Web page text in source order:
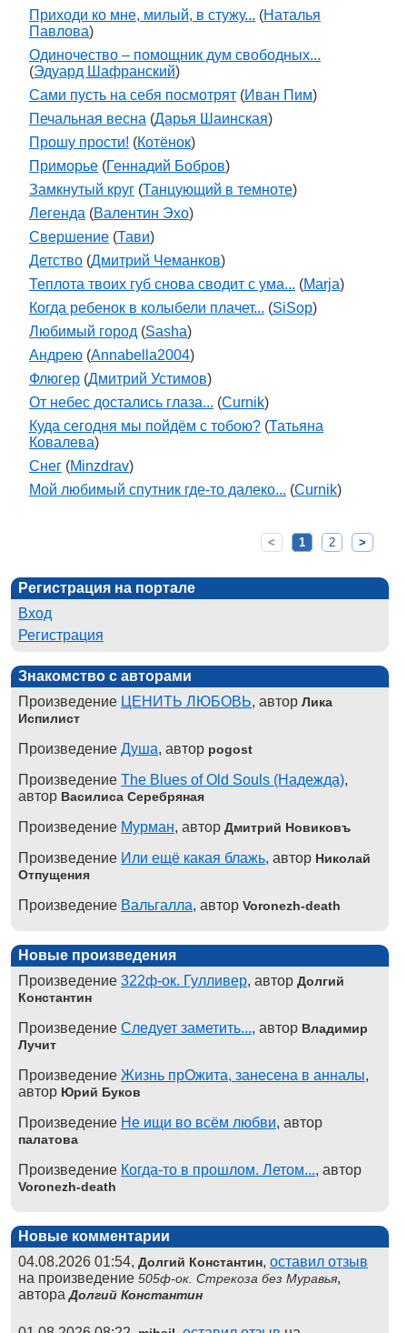
Приходи ко мне, милый, в стужу... (Наталья
Павлова)
Одиночество – помощник дум свободных...
(Эдуард Шафранский)
Сами пусть на себя посмотрят (Иван Пим)
Печальная весна (Дарья Шаинская)
Прошу прости! (Котёнок)
Приморье (Геннадий Бобров)
Замкнутый круг (Танцующий в темноте)
Легенда (Валентин Эхо)
Свершение (Тави)
Детство (Дмитрий Чеманков)
Теплота твоих губ снова сводит с ума... (Marja)
Когда ребенок в колыбели плачет... (SiSop)
Любимый город (Sasha)
Андрею (Annabella2004)
Флюгер (Дмитрий Устимов)
От небес достались глаза... (Curnik)
Куда сегодня мы пойдём с тобою? (Татьяна
Ковалева)
Снег (Minzdrav)
Мой любимый спутник где-то далеко... (Curnik)
< 1 2 >
Регистрация на портале
Вход
Регистрация
Знакомство с авторами
Произведение ЦЕНИТЬ ЛЮБОВЬ, автор Лика
Испилист
Произведение Душа, автор pogost
Произведение The Blues of Old Souls (Надежда),
автор Василиса Серебряная
Произведение Мурман, автор Дмитрий Новиковъ
Произведение Или ещё какая блажь, автор Николай
Отпущения
Произведение Вальгалла, автор Voronezh-death
Новые произведения
Произведение 322ф-ок. Гулливер, автор Долгий
Константин
Произведение Следует заметить..., автор Владимир
Лучит
Произведение Жизнь прОжита, занесена в анналы,
автор Юрий Буков
Произведение Не ищи во всём любви, автор
палатова
Произведение Когда-то в прошлом. Летом..., автор
Voronezh-death
Новые комментарии
04.08.2026 01:54, Долгий Константин, оставил отзыв
на произведение 505ф-ок. Стрекоза без Муравья,
автораДолгий Константин